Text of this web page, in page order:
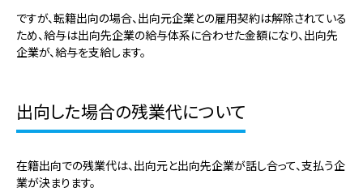
ですが、転籍出向の場合、出向元企業との雇用契約は解除されている
ため、給与は出向先企業の給与体系に合わせた金額になり、出向先
企業が、給与を支給します。
出向した場合の残業代について
在籍出向での残業代は、出向元と出向先企業が話し合って、支払う企
業が決まります。